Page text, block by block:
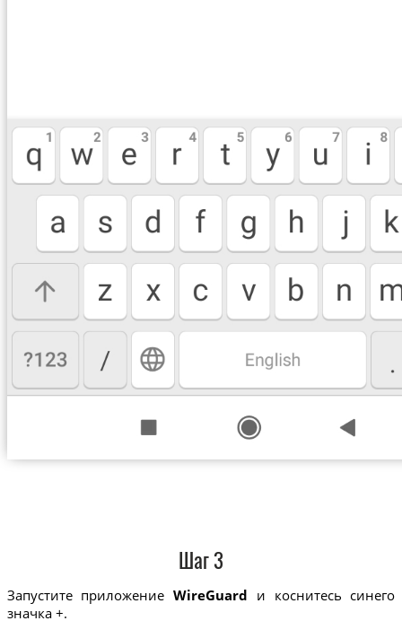
Шаг 3
Запустите приложениеWireGuard и коснитесь синего
значка +.